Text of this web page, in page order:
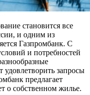
становится все
и одним из
Газпромбанк. С
и потребностей
запросы
предлагает
о собственном жилье.